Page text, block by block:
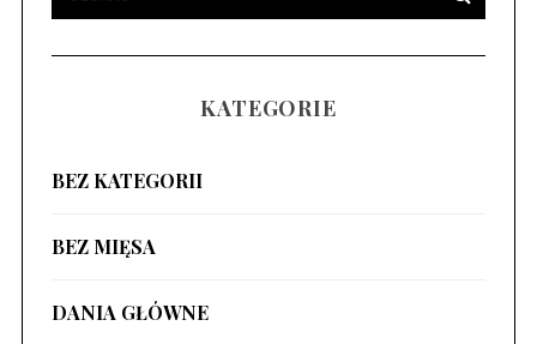
KATEGORIE
BEZ KATEGORII
BEZ MIĘSA
DANIA GŁÓWNE